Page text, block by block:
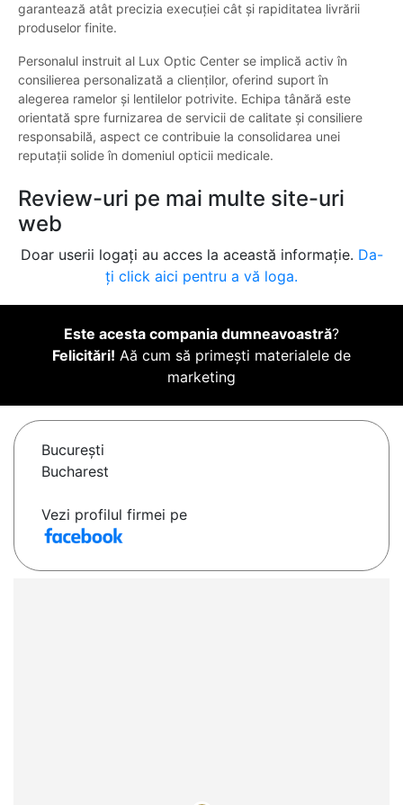
garantează atât precizia execuției cât și rapiditatea livrării
produselor finite.
Personalul instruit al Lux Optic Center se implică activ în
consilierea personalizată a clienților, oferind suport în
alegerea ramelor și lentilelor potrivite. Echipa tânără este
orientată spre furnizarea de servicii de calitate și consiliere
responsabilă, aspect ce contribuie la consolidarea unei
reputații solide în domeniul opticii medicale.
Review-uri pe mai multe site-uri
web
Doar userii logați au acces la această informație. Da-
ți click aici pentru a vă loga.
Este acesta compania dumneavoastră?
Felicitări! Aă cum să primești materialele de
marketing
Bucureşti
Bucharest
Vezi profilul firmei pe